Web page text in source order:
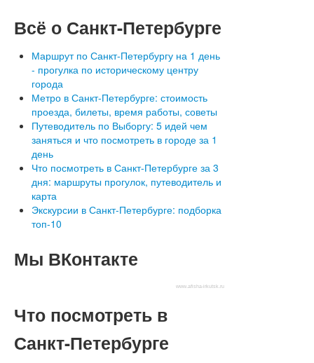
Всё о Санкт-Петербурге
Маршрут по Санкт-Петербургу на 1 день
- прогулка по историческому центру
города
Метро в Санкт-Петербурге: стоимость
проезда, билеты, время работы, советы
Путеводитель по Выборгу: 5 идей чем
заняться и что посмотреть в городе за 1
день
Что посмотреть в Санкт-Петербурге за 3
дня: маршруты прогулок, путеводитель и
карта
Экскурсии в Санкт-Петербурге: подборка
топ-10
Мы ВКонтакте
www.afisha-irkutsk.ru
Что посмотреть в
Санкт-Петербурге